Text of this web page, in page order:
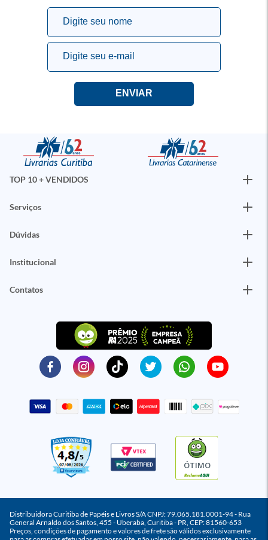
TOP 10 + VENDIDOS
Serviços
Dúvidas
Institucional
Contatos
ÓTIMO
Distribuidora Curitiba de Papéis e Livros S/A CNPJ: 79.065.181.0001-94 - Rua
General Arnaldo dos Santos, 455 - Uberaba, Curitiba - PR, CEP: 81560-653
Preços, condições de pagamento e valores de frete são válidos exclusivamente